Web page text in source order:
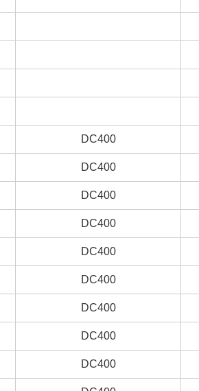
DC400
DC400
DC400
DC400
DC400
DC400
DC400
DC400
DC400
DC400
DC400
DC400
DC400
DC400
DC400
DC400
DC400
DC400